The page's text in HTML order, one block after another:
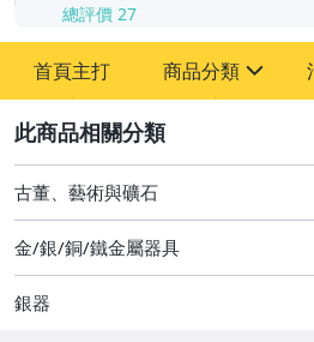
總評價 27
首頁主打 商品分類
其它
[全店] 粉絲專享
[全店] 周年慶
古董、藝術與礦石
金/銀/銅/鐵金屬器具
銀器